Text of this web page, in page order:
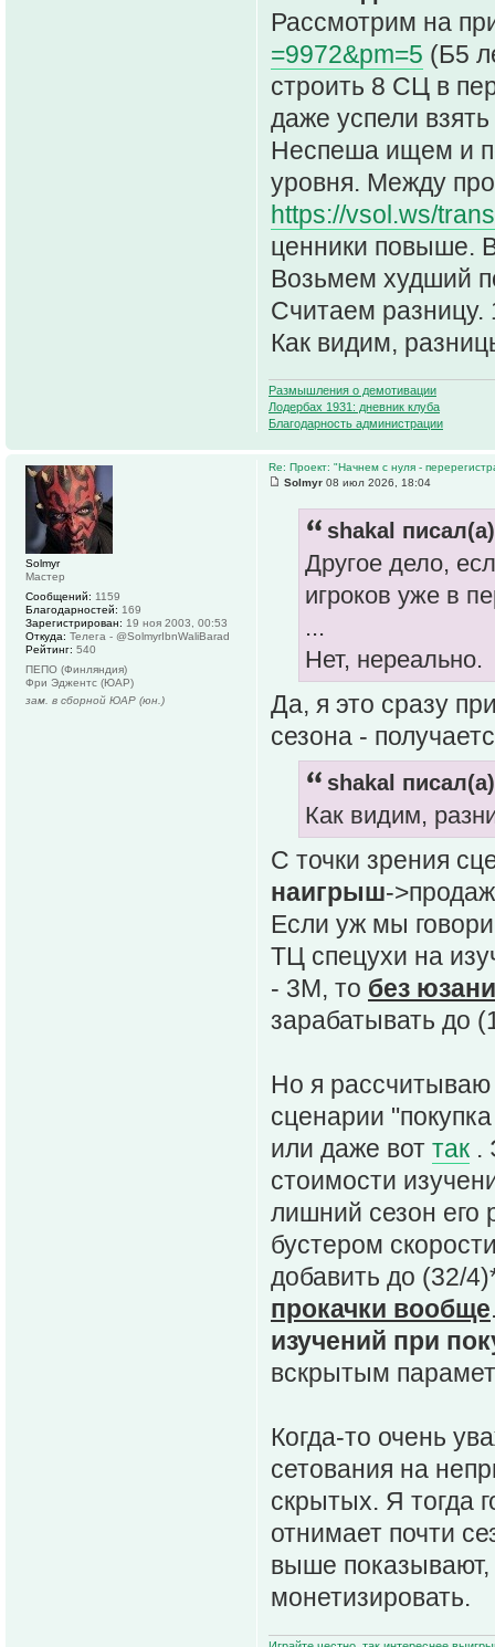
Рассмотрим на
=9972&pm=5 (Б5
строить 8 СЦ в
даже успели
Неспеша ищем и
уровня. Между
https://vsol.ws/
ценники повыше.
Возьмем худший
Считаем
Как видим,
Размышления о демотивации
Лодербах 1931: дневник клуба
Благодарность администрации
Re: Проект: "Начнем с нуля -
Solmyr 08 июл 2026, 18:04
shakal
Другое дело,
игроков уже в
...
Нет, нереально.
Да, я это сразу
сезона -
shakal
Как видим,
С точки зрения
наигрыш-
Если уж мы
ТЦ спецухи на
- 3М, то без
зарабатывать до
Но я рассчитываю
сценарии
или даже вот так .
стоимости
лишний сезон его
бустером
добавить до (32/
прокачки вообще
изучений при
вскрытым
Когда-то очень
сетования на
скрытых. Я тогда
отнимает почти
выше показывают,
монетизировать.
Solmyr
Мастер
Сообщений: 1159
Благодарностей: 169
Зарегистрирован: 19 ноя 2003, 00:53
Откуда: Телега - @SolmyrIbnWaliBarad
Рейтинг: 540
ПЕПО (Финляндия)
Фри Эджентс (ЮАР)
зам. в сборной ЮАР (юн.)